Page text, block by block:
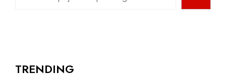
TRENDING